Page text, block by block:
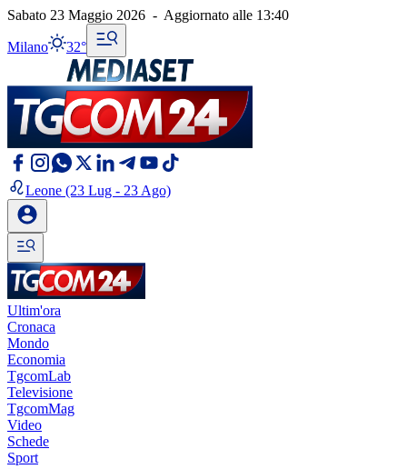
Sabato 23 Maggio 2026 - Aggiornato alle 13:40
Milano 32°
Leone (23 Lug - 23 Ago)
Ultim'ora
Cronaca
Mondo
Economia
TgcomLab
Televisione
TgcomMag
Video
Schede
Sport